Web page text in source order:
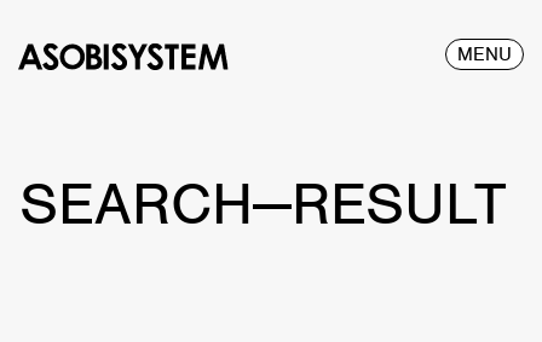
MENU
SEARCH—RESULT